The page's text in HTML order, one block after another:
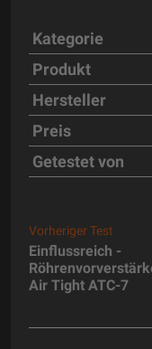
Kategorie
Produkt
Hersteller
Preis
Getestet von
Vorheriger Test
Einflussreich -
Air Tight ATC-7